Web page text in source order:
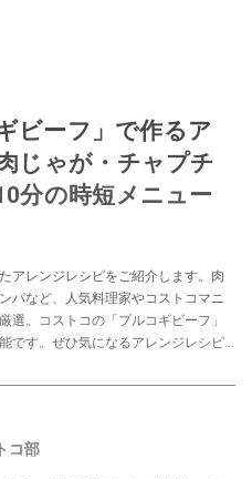
ビーフ」で作るア
じゃが・チャプチ
分の時短メニュー
アレンジレシピをご紹介します。肉
パなど、人気料理家やコストコマニ
選。コストコの「プルコギビーフ」
です。ぜひ気になるアレンジレシピ
コ部